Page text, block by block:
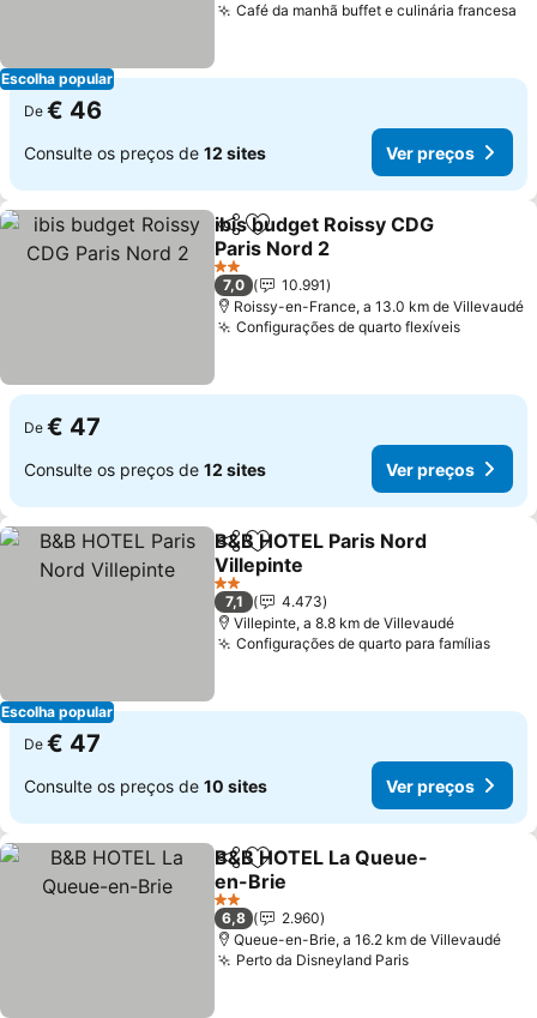
Escolha popular
Café da manhã buffet e culinária francesa
De € 46
Consulte os preços de 12 sites Ver preços
PartilharAdicionar aos favoritos
ibis budget Roissy CDG
Paris Nord 2
2 Estrelas
7,0
10.991
Roissy-en-France, a 13.0 km de Villevaudé
Configurações de quarto flexíveis
De € 47
Consulte os preços de 12 sites Ver preços
Escolha popular
PartilharAdicionar aos favoritos
B&B HOTEL Paris Nord
Villepinte
2 Estrelas
7,1
4.473
Villepinte, a 8.8 km de Villevaudé
Configurações de quarto para famílias
De € 47
Consulte os preços de 10 sites Ver preços
PartilharAdicionar aos favoritos
B&B HOTEL La Queue-
en-Brie
2 Estrelas
6,8
2.960
Queue-en-Brie, a 16.2 km de Villevaudé
Perto da Disneyland Paris